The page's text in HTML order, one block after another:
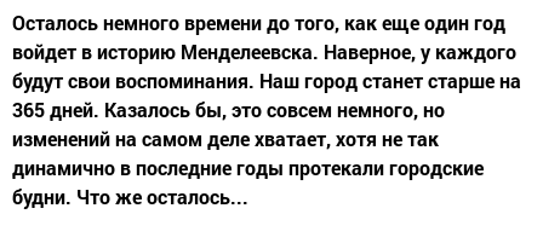
Осталось немного времени до того, как еще один год
войдет в историю Менделеевска. Наверное, у каждого
будут свои воспоминания. Наш город станет старше на
365 дней. Казалось бы, это совсем немного, но
изменений на самом деле хватает, хотя не так
динамично в последние годы протекали городские
будни. Что же осталось...